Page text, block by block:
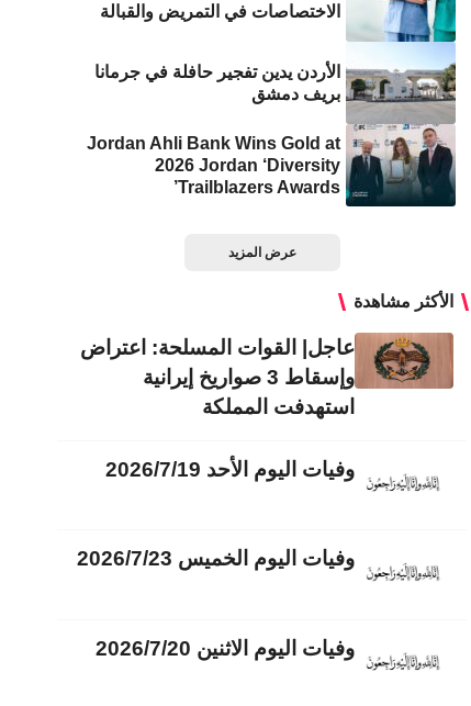
الاختصاصات في التمريض والقبالة
الأردن يدين تفجير حافلة في جرمانا
بريف دمشق
Jordan Ahli Bank Wins Gold at
2026 Jordan ‘Diversity
Trailblazers Awards’
عرض المزيد
الأكثر مشاهدة
عاجل| القوات المسلحة: اعتراض
وإسقاط 3 صواريخ إيرانية
استهدفت المملكة
وفيات اليوم الأحد 2026/7/19
وفيات اليوم الخميس 2026/7/23
وفيات اليوم الاثنين 2026/7/20